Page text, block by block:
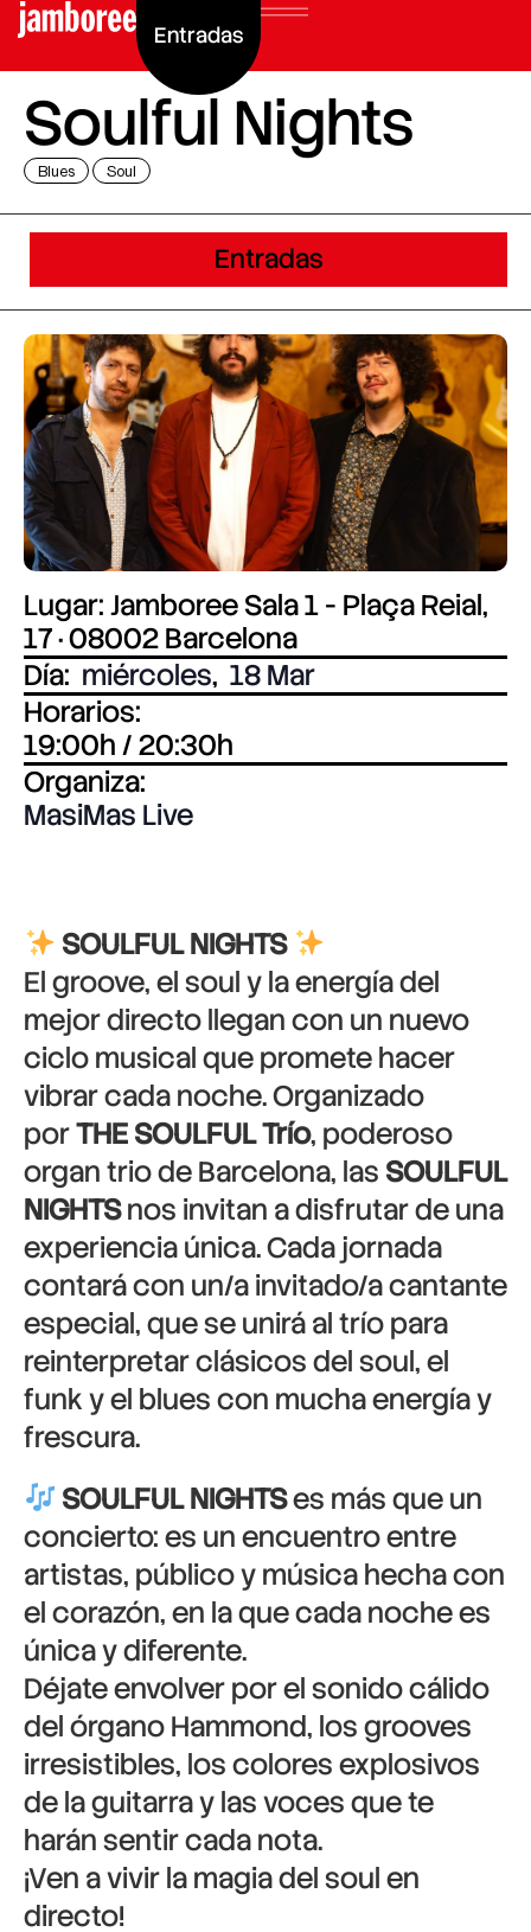
Entradas
Soulful Nights
Blues Soul
Entradas
Lugar: Jamboree Sala 1 - Plaça Reial,
17 · 08002 Barcelona
Día: miércoles, 18 Mar
Horarios:
19:00h / 20:30h
Organiza:
MasiMas Live
SOULFUL NIGHTS
El groove, el soul y la energía del
mejor directo llegan con un nuevo
ciclo musical que promete hacer
vibrar cada noche. Organizado
porTHE SOULFUL Trío, poderoso
organ trio de Barcelona, las SOULFUL
NIGHTSnos invitan a disfrutar de una
experiencia única. Cada jornada
contará con un/a invitado/a cantante
especial, que se unirá al trío para
reinterpretar clásicos del soul, el
funk y el blues con mucha energía y
frescura.
SOULFUL NIGHTSes más que un
concierto: es un encuentro entre
artistas, público y música hecha con
el corazón, en la que cada noche es
única y diferente.
Déjate envolver por el sonido cálido
del órgano Hammond, los grooves
irresistibles, los colores explosivos
de la guitarra y las voces que te
harán sentir cada nota.
¡Ven a vivir la magia del soul en
directo!